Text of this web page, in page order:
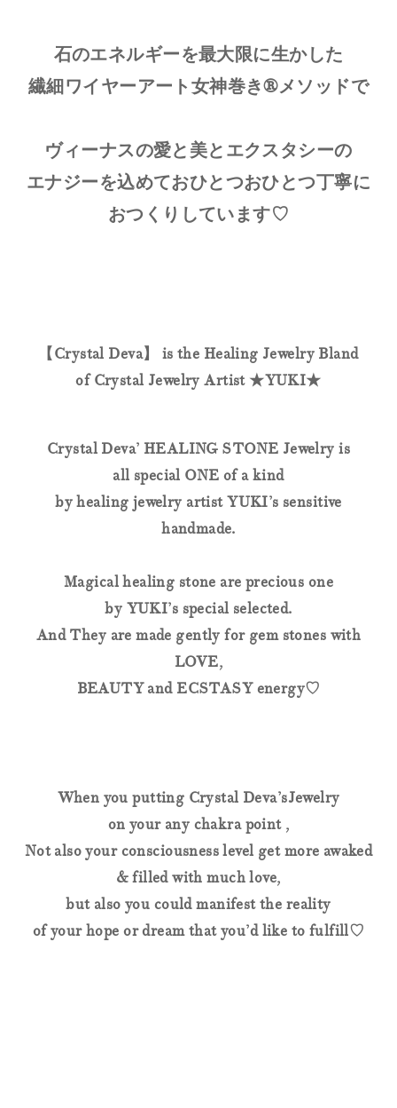
石のエネルギーを最大限に生かした
繊細ワイヤーアート女神巻き®メソッドで
ヴィーナスの愛と美とエクスタシーの
エナジーを込めておひとつおひとつ丁寧に
おつくりしています♡
【Crystal Deva】 is the Healing Jewelry Bland
of Crystal Jewelry Artist ★YUKI★
Crystal Deva’ HEALING STONE Jewelry is
all special ONE of a kind
by healing jewelry artist YUKI’s sensitive
handmade.
Magical healing stone are precious one
by YUKI’s special selected.
And They are made gently for gem stones with
LOVE,
BEAUTY and ECSTASY energy♡
When you putting Crystal Deva’sJewelry
on your any chakra point ,
Not also your consciousness level get more awaked
& filled with much love,
but also you could manifest the reality
of your hope or dream that you’d like to fulfill♡